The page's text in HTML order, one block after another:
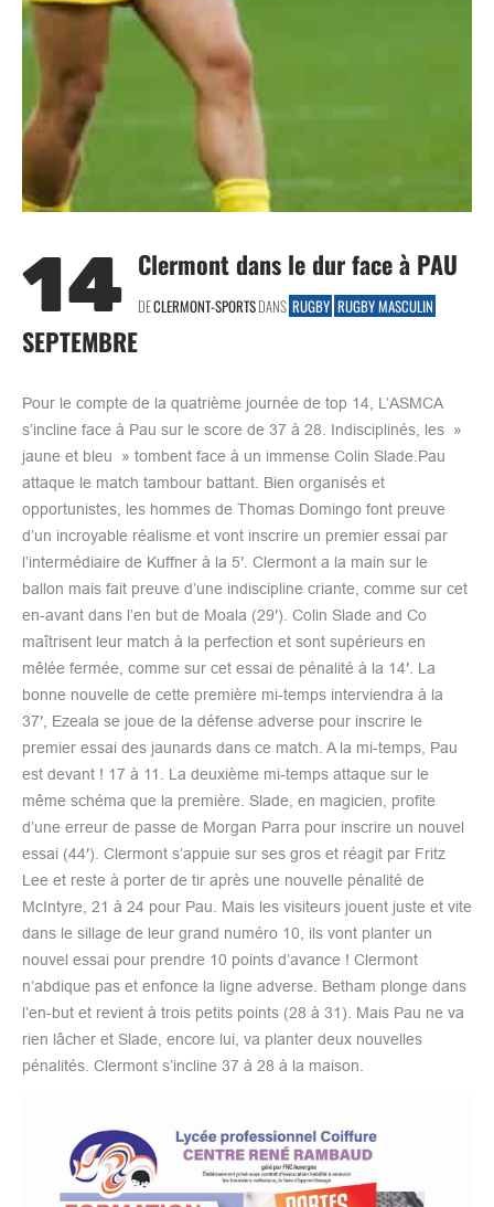
14
SEPTEMBRE
Clermont dans le dur face à PAU
DECLERMONT-SPORTSDANS RUGBY RUGBY MASCULIN
Pour le compte de la quatrième journée de top 14, L’ASMCA
s’incline face à Pau sur le score de 37 à 28. Indisciplinés, les »
jaune et bleu » tombent face à un immense Colin Slade.Pau
attaque le match tambour battant. Bien organisés et
opportunistes, les hommes de Thomas Domingo font preuve
d’un incroyable réalisme et vont inscrire un premier essai par
l’intermédiaire de Kuffner à la 5′. Clermont a la main sur le
ballon mais fait preuve d’une indiscipline criante, comme sur cet
en-avant dans l’en but de Moala (29′). Colin Slade and Co
maîtrisent leur match à la perfection et sont supérieurs en
mêlée fermée, comme sur cet essai de pénalité à la 14′. La
bonne nouvelle de cette première mi-temps interviendra à la
37′, Ezeala se joue de la défense adverse pour inscrire le
premier essai des jaunards dans ce match. A la mi-temps, Pau
est devant ! 17 à 11. La deuxième mi-temps attaque sur le
même schéma que la première. Slade, en magicien, profite
d’une erreur de passe de Morgan Parra pour inscrire un nouvel
essai (44′). Clermont s’appuie sur ses gros et réagit par Fritz
Lee et reste à porter de tir après une nouvelle pénalité de
McIntyre, 21 à 24 pour Pau. Mais les visiteurs jouent juste et vite
dans le sillage de leur grand numéro 10, ils vont planter un
nouvel essai pour prendre 10 points d’avance ! Clermont
n’abdique pas et enfonce la ligne adverse. Betham plonge dans
l’en-but et revient à trois petits points (28 à 31). Mais Pau ne va
rien lâcher et Slade, encore lui, va planter deux nouvelles
pénalités. Clermont s’incline 37 à 28 à la maison.